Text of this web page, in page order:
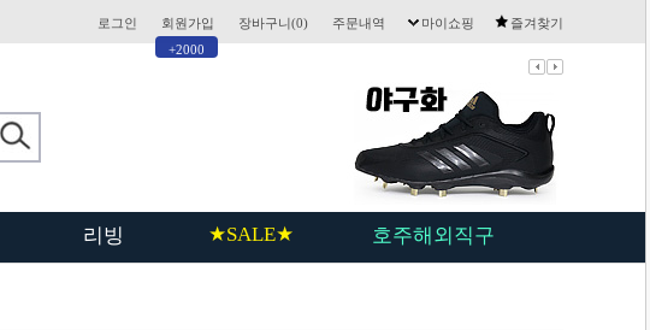
로그인
+2000
회원가입 장바구니(0) 주문내역 마이쇼핑 즐겨찾기
리빙 ★SALE★ 호주해외직구